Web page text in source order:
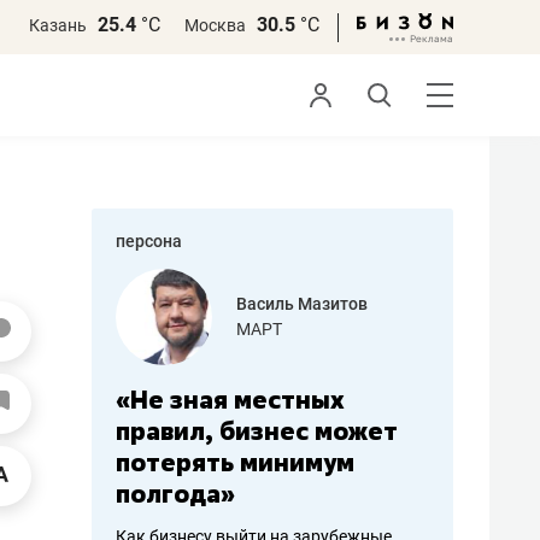
Казань 25.4 °С Москва 30.5 °С
персона
работа
Василь Мазитов
МАРТ
«Не зная местных
правил, бизнес может
потерять минимум
полгода»